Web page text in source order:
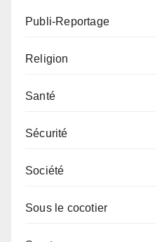
Publi-Reportage
Religion
Santé
Sécurité
Société
Sous le cocotier